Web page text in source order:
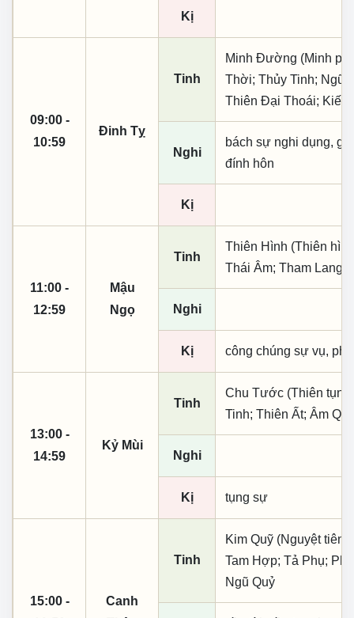
Kị
09:00 -
10:59
Đinh Tỵ
Tinh
Minh Đường (Minh
Thời; Thủy Tinh; Ngũ
Thiên Đại Thoái; Kiếp
Nghi
bách sự nghi dụng,
đính hôn
Kị
11:00 -
12:59
Mậu
Ngọ
Tinh
Thiên Hình (Thiên
Thái Âm; Tham Lang;
Nghi
Kị công chúng sự vụ,
13:00 -
14:59
Kỷ Mùi
Tinh
Chu Tước (Thiên
Tinh; Thiên Ất; Âm
Nghi
Kị tụng sự
15:00 -
Canh
Tinh
Kim Quỹ (Nguyệt
Tam Hợp; Tả Phụ;
Ngũ Quỷ